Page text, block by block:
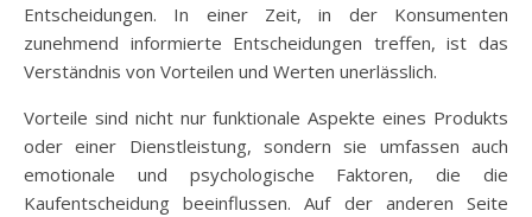
Entscheidungen. In einer Zeit, in der Konsumenten
zunehmend informierte Entscheidungen treffen, ist das
Verständnis von Vorteilen und Werten unerlässlich.
Vorteile sind nicht nur funktionale Aspekte eines Produkts
oder einer Dienstleistung, sondern sie umfassen auch
emotionale und psychologische Faktoren, die die
Kaufentscheidung beeinflussen. Auf der anderen Seite